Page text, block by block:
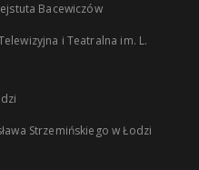
Bacewiczów
i Teatralna im. L.
Strzemińskiego w Łodzi